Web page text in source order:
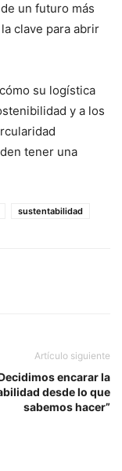
un futuro más
clave para abrir
su logística
y a los
tener una
sustentabilidad
Artículo siguiente
encarar la
desde lo que
sabemos hacer”